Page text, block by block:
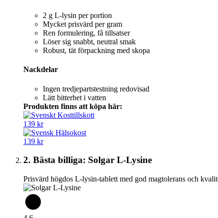
2 g L‑lysin per portion
Mycket prisvärd per gram
Ren formulering, få tillsatser
Löser sig snabbt, neutral smak
Robust, tät förpackning med skopa
Nackdelar
Ingen tredjepartstestning redovisad
Lätt bitterhet i vatten
Produkten finns att köpa här:
139 kr
139 kr
2. Bästa billiga: Solgar L-Lysine
Prisvärd högdos L-lysin-tablett med god magtolerans och